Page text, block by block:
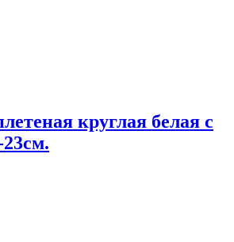
круглая белая с